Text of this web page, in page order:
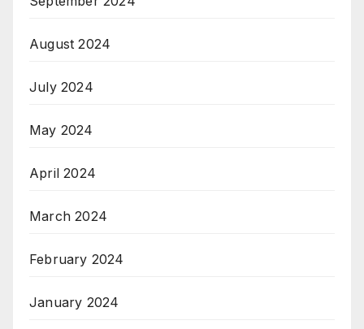
August 2024
July 2024
May 2024
April 2024
March 2024
February 2024
January 2024